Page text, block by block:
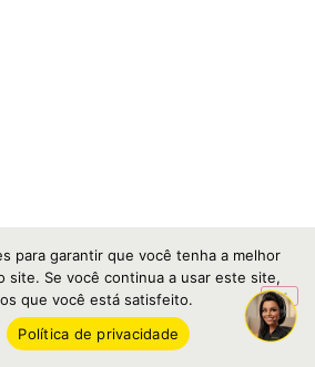
para garantir que você tenha a melhor
site. Se você continua a usar este site,
que você está satisfeito.
Política de privacidade